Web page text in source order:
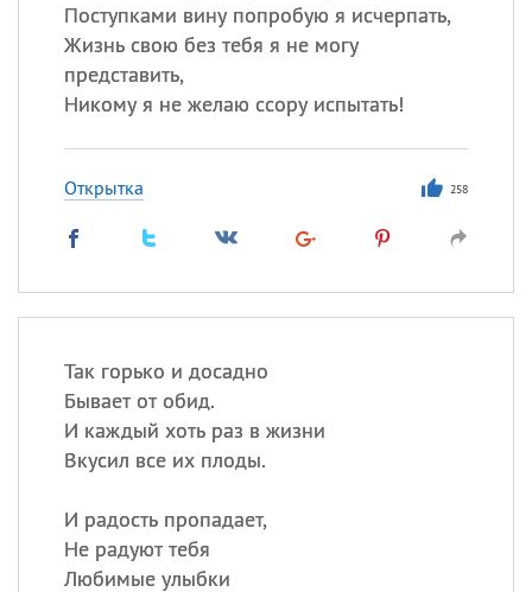
Поступками вину попробую я исчерпать,
Жизнь свою без тебя я не могу
представить,
Никому я не желаю ссору испытать!
Открытка 258
Так горько и досадно
Бывает от обид.
И каждый хоть раз в жизни
Вкусил все их плоды.
И радость пропадает,
Не радуют тебя
Любимые улыбки